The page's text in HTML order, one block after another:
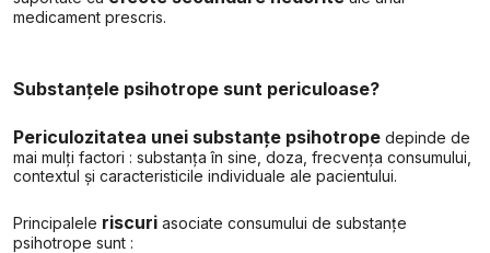
medicament prescris.
Substanțele psihotrope sunt periculoase?
Periculozitatea unei substanțe psihotrope depinde de
mai mulți factori : substanța în sine, doza, frecvența consumului,
contextul și caracteristicile individuale ale pacientului.
Principalele riscuri asociate consumului de substanțe
psihotrope sunt :